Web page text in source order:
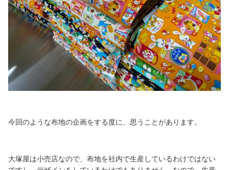
今回のような布地の企画をする度に、思うことがあります。
大塚屋は小売店なので、布地を社内で生産しているわけではない